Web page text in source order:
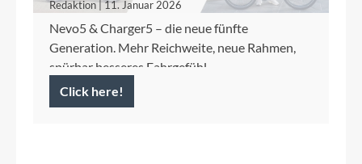
Redaktion | 11. Januar 2026
Nevo5 & Charger5 – die neue fünfte
Generation. Mehr Reichweite, neue Rahmen,
spürbar besseres Fahrgefühl.
Click here!